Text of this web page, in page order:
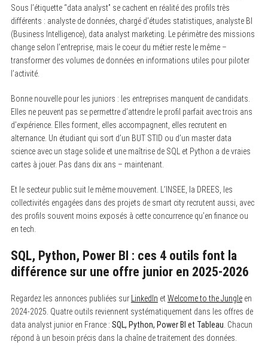
Sous l’étiquette “data analyst” se cachent en réalité des profils très
différents : analyste de données, chargé d’études statistiques, analyste BI
(Business Intelligence), data analyst marketing. Le périmètre des missions
change selon l’entreprise, mais le coeur du métier reste le même –
transformer des volumes de données en informations utiles pour piloter
l’activité.
Bonne nouvelle pour les juniors : les entreprises manquent de candidats.
Elles ne peuvent pas se permettre d’attendre le profil parfait avec trois ans
d’expérience. Elles forment, elles accompagnent, elles recrutent en
alternance. Un étudiant qui sort d’un BUT STID ou d’un master data
science avec un stage solide et une maîtrise de SQL et Python a de vraies
cartes à jouer. Pas dans dix ans – maintenant.
Et le secteur public suit le même mouvement. L’INSEE, la DREES, les
collectivités engagées dans des projets de smart city recrutent aussi, avec
des profils souvent moins exposés à cette concurrence qu’en finance ou
en tech.
SQL, Python, Power BI : ces 4 outils font la
différence sur une offre junior en 2025-2026
Regardez les annonces publiées sur LinkedIn etWelcome to the Jungleen
2024-2025. Quatre outils reviennent systématiquement dans les offres de
data analyst junior en France : SQL, Python, Power BI et Tableau . Chacun
répond à un besoin précis dans la chaîne de traitement des données.